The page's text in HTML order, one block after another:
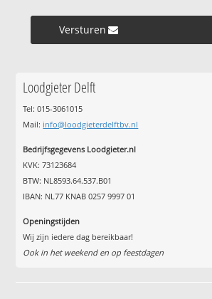
Versturen »
Loodgieter Delft
Tel: 015-3061015
Mail: info@loodgieterdelftbv.nl
Bedrijfsgegevens Loodgieter.nl
KVK: 73123684
BTW: NL8593.64.537.B01
IBAN: NL77 KNAB 0257 9997 01
Openingstijden
Wij zijn iedere dag bereikbaar!
Ook in het weekend en op feestdagen